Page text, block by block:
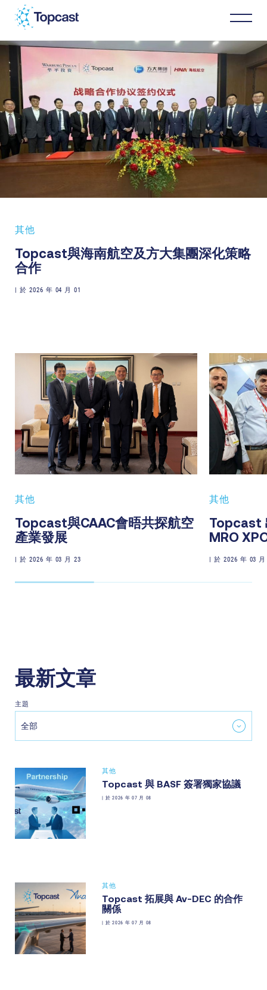
分銷
MRO服務
關於我們
最新消息
其他
Topcast與海南航空及方大集團深化策略
合作
| 於 2026 年 04 月 01
其他
Topcast與CAAC會晤共探航空
產業發展
| 於 2026 年 03 月 23
其他
Topcast
MRO
| 於 2026 年 03
最新文章
主題
全部
其他
Topcast 與 BASF 簽署獨家協議
於 2026 年 07 月 08
其他
Topcast 拓展與 Av-DEC 的合作
關係
於 2026 年 07 月 08